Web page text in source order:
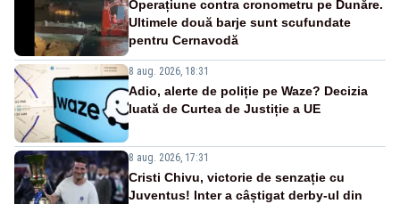
Operațiune contra cronometru pe Dunăre.
Ultimele două barje sunt scufundate
pentru Cernavodă
8 aug. 2026, 18:31
Adio, alerte de poliție pe Waze? Decizia
luată de Curtea de Justiție a UE
8 aug. 2026, 17:31
Cristi Chivu, victorie de senzație cu
Juventus! Inter a câștigat derby-ul din